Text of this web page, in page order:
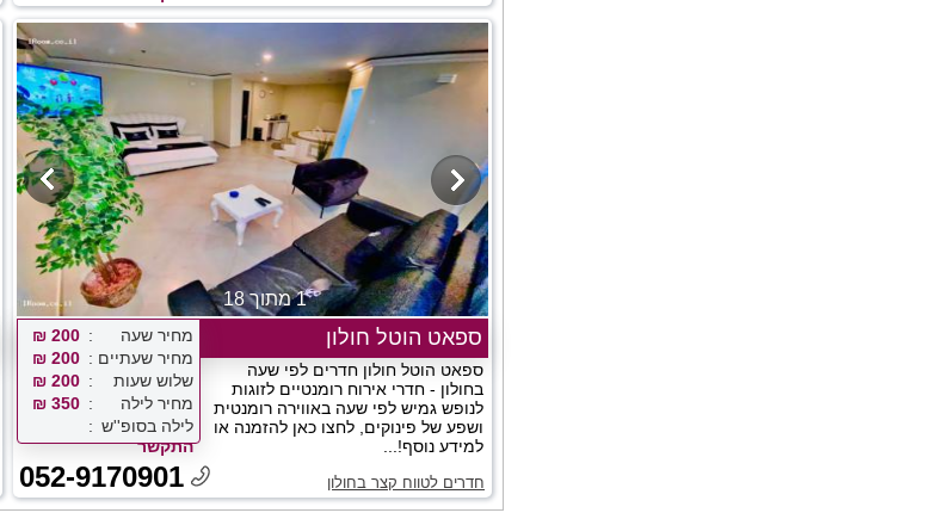
1 מתוך 18
ספאט הוטל חולון
ספאט הוטל חולון חדרים לפי שעה
בחולון - חדרי אירוח רומנטיים לזוגות
לנופש גמיש לפי שעה באווירה רומנטית
ושפע של פינוקים, לחצו כאן להזמנה או
למידע נוסף!...
חדרים לטווח קצר בחולון
מחיר שעה
200 ₪
מחיר שעתיים
200 ₪
שלוש שעות
200 ₪
מחיר לילה
350 ₪
לילה בסופ''ש
התקשר
052-9170901